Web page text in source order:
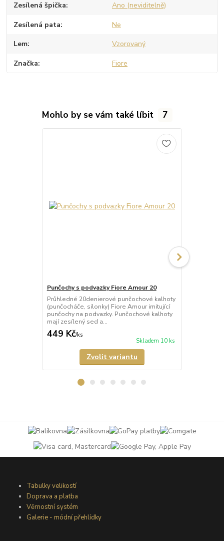
Zesílená špička Ano (neviditelně)
Zesílená pata Ne
Lem Vzorovaný
Značka Fiore
Mohlo by se vám také líbit 7
Punčochy s podvazky Fiore Amour 20
Průhledné 20denierové punčochové kalhoty
(punčocháče, silonky) Fiore Amour imitující
punčochy na podvazky. Punčochové kalhoty
mají zesílený sed a...
449 Kč/ks
Skladem 10 ks
Zvolit variantu
Tabulky velikostí
Doprava a platba
Věrnostní systém
Galerie - módní přehlídky